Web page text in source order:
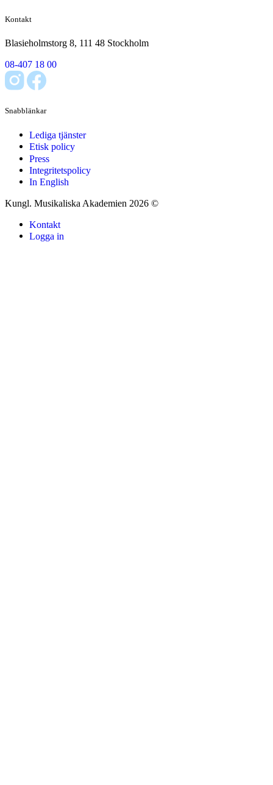
Kontakt
Blasieholmstorg 8, 111 48 Stockholm
08-407 18 00
Snabblänkar
Lediga tjänster
Etisk policy
Press
Integritetspolicy
In English
Kungl. Musikaliska Akademien 2026 ©
Kontakt
Logga in